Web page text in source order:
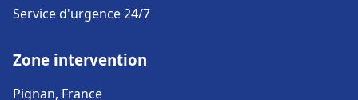
Service d'urgence 24/7
Zone intervention
Pignan, France